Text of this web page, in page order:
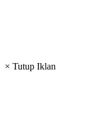
× Tutup Iklan